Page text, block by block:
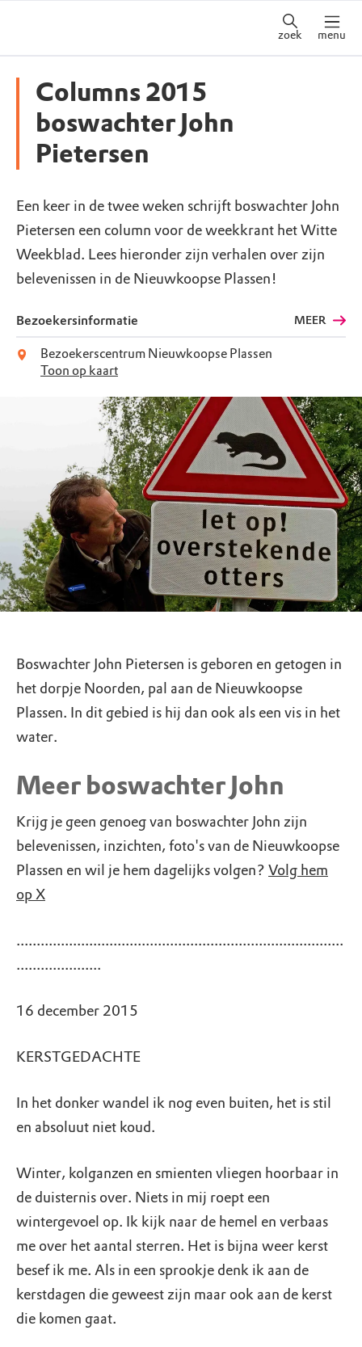
zoek menu
Columns 2015
boswachter John
Pietersen
Een keer in de twee weken schrijft boswachter John
Pietersen een column voor de weekkrant het Witte
Weekblad. Lees hieronder zijn verhalen over zijn
belevenissen in de Nieuwkoopse Plassen!
Bezoekersinformatie MEER
Bezoekerscentrum Nieuwkoopse Plassen
Toon op kaart
Boswachter John Pietersen is geboren en getogen in
het dorpje Noorden, pal aan de Nieuwkoopse
Plassen. In dit gebied is hij dan ook als een vis in het
water.
Meer boswachter John
Krijg je geen genoeg van boswachter John zijn
belevenissen, inzichten, foto's van de Nieuwkoopse
Plassen en wil je hem dagelijks volgen? Volg hem
op X
.................................................................................
.....................
16 december 2015
KERSTGEDACHTE
In het donker wandel ik nog even buiten, het is stil
en absoluut niet koud.
Winter, kolganzen en smienten vliegen hoorbaar in
de duisternis over. Niets in mij roept een
wintergevoel op. Ik kijk naar de hemel en verbaas
me over het aantal sterren. Het is bijna weer kerst
besef ik me. Als in een sprookje denk ik aan de
kerstdagen die geweest zijn maar ook aan de kerst
die komen gaat.